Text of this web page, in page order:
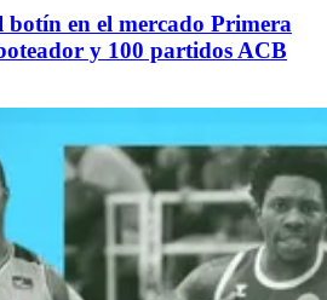
en el mercado Primera
y 100 partidos ACB